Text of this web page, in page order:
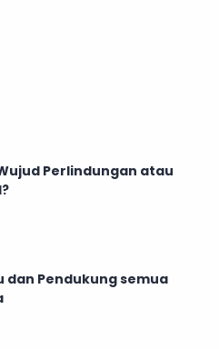
Perlindungan atau
dan Pendukung semua